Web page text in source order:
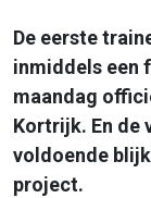
De eerste
inmiddels een
maandag
Kortrijk. En de
voldoende
project.